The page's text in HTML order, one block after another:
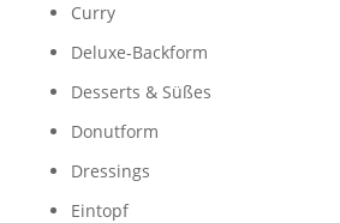
Curry
Deluxe-Backform
Desserts & Süßes
Donutform
Dressings
Eintopf